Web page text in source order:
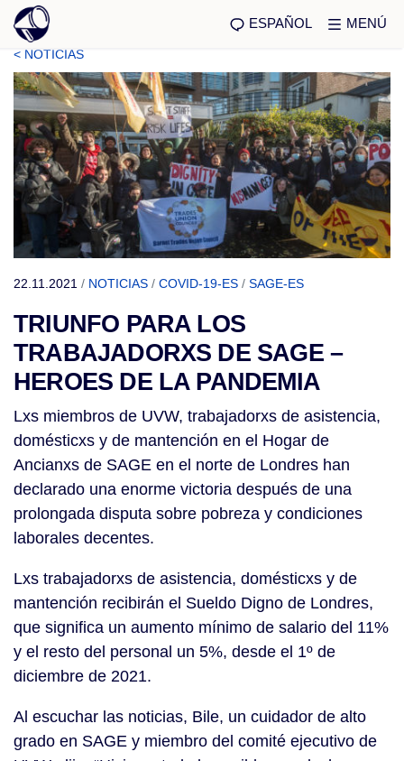
ESPAÑOL MENÚ
< NOTICIAS
22.11.2021 / NOTICIAS / COVID-19-ES / SAGE-ES
TRIUNFO PARA LOS
TRABAJADORXS DE SAGE –
HEROES DE LA PANDEMIA
Lxs miembros de UVW, trabajadorxs de asistencia,
domésticxs y de mantención en el Hogar de
Ancianxs de SAGE en el norte de Londres han
declarado una enorme victoria después de una
prolongada disputa sobre pobreza y condiciones
laborales decentes.
Lxs trabajadorxs de asistencia, domésticxs y de
mantención recibirán el Sueldo Digno de Londres,
que significa un aumento mínimo de salario del 11%
y el resto del personal un 5%, desde el 1º de
diciembre de 2021.
Al escuchar las noticias, Bile, un cuidador de alto
grado en SAGE y miembro del comité ejecutivo de